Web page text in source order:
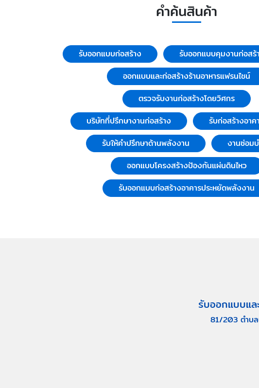
คำค้นสินค้า
รับออกแบบก่อสร้าง
รับออกแบบคุมงานก่อสร้
ออกแบบและก่อสร้างร้านอาหารแฟรนไชน์
ตรวจรับงานก่อสร้างโดยวิศกร
บริษัทที่ปรึกษางานก่อสร้าง
รับก่อสร้างอาค
รับให้คำปรึกษาด้านพลังงาน
งานซ่อม
ออกแบบโครงสร้างป้องกันแผ่นดินไหว
รับออกแบบก่อสร้างอาคารประหยัดพลังงาน
รับออกแบบแล
81/203 ตำบล